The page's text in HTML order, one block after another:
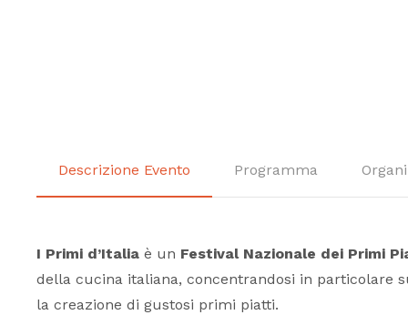
Descrizione Evento Programma
I Primi d’Italia è un Festival Nazionale dei Primi
della cucina italiana, concentrandosi in particolare
la creazione di gustosi primi piatti.